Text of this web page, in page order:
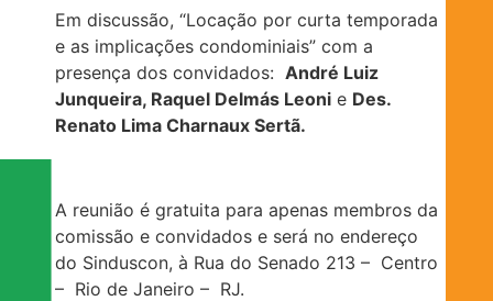
Em discussão, “Locação por curta temporada
e as implicações condominiais” com a
presença dos convidados: André Luiz
Junqueira, Raquel Delmás Leoni e Des.
Renato Lima Charnaux Sertã.
A reunião é gratuita para apenas membros da
comissão e convidados e será no endereço
do Sinduscon, à Rua do Senado 213 – Centro
– Rio de Janeiro – RJ.